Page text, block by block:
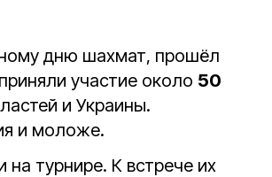
дню шахмат, прошёл
участие около 50
и Украины.
и моложе.
на турнире. К встрече их